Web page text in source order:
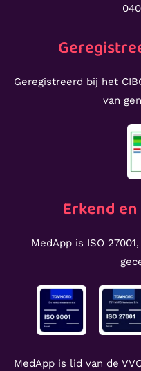
Geregistreerd bij het
van
Erkend
MedApp is ISO
MedApp is lid van de